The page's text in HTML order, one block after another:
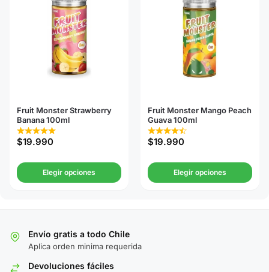
Fruit Monster Strawberry
Banana 100ml
$19.990
Elegir opciones
Fruit Monster Mango Peach
Guava 100ml
$19.990
Elegir opciones
Envío gratis a todo Chile
Aplica orden minima requerida
Devoluciones fáciles